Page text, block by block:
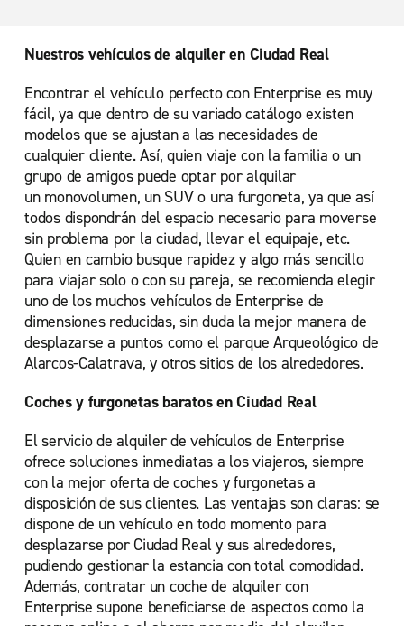
Nuestros vehículos de alquiler en Ciudad Real
Encontrar el vehículo perfecto con Enterprise es muy
fácil, ya que dentro de su variado catálogo existen
modelos que se ajustan a las necesidades de
cualquier cliente. Así, quien viaje con la familia o un
grupo de amigos puede optar por alquilar
un monovolumen, un SUV o una furgoneta, ya que así
todos dispondrán del espacio necesario para moverse
sin problema por la ciudad, llevar el equipaje, etc.
Quien en cambio busque rapidez y algo más sencillo
para viajar solo o con su pareja, se recomienda elegir
uno de los muchos vehículos de Enterprise de
dimensiones reducidas, sin duda la mejor manera de
desplazarse a puntos como el parque Arqueológico de
Alarcos-Calatrava, y otros sitios de los alrededores.
Coches y furgonetas baratos en Ciudad Real
El servicio de alquiler de vehículos de Enterprise
ofrece soluciones inmediatas a los viajeros, siempre
con la mejor oferta de coches y furgonetas a
disposición de sus clientes. Las ventajas son claras: se
dispone de un vehículo en todo momento para
desplazarse por Ciudad Real y sus alrededores,
pudiendo gestionar la estancia con total comodidad.
Además, contratar un coche de alquiler con
Enterprise supone beneficiarse de aspectos como la